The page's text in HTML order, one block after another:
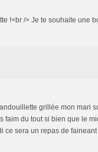
!<br /> Je te souhaite une
grillée mon mari
faim du tout si bien que le
ce sera un repas de